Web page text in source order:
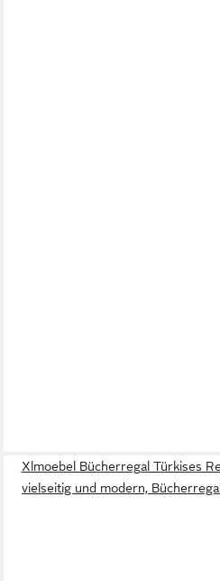
Xlmoebel Bücherregal Türkises
vielseitig und modern,